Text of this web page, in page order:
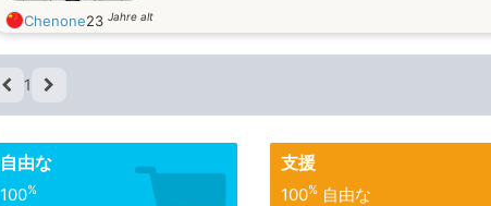
Chenone23 Jahre alt
1
自由な
100%
支援
100%自由な